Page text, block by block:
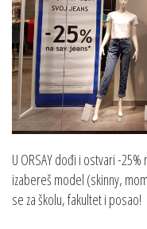
U ORSAY dođi i ostvari -
izabereš model (skinny,
se za školu, fakultet i posao!